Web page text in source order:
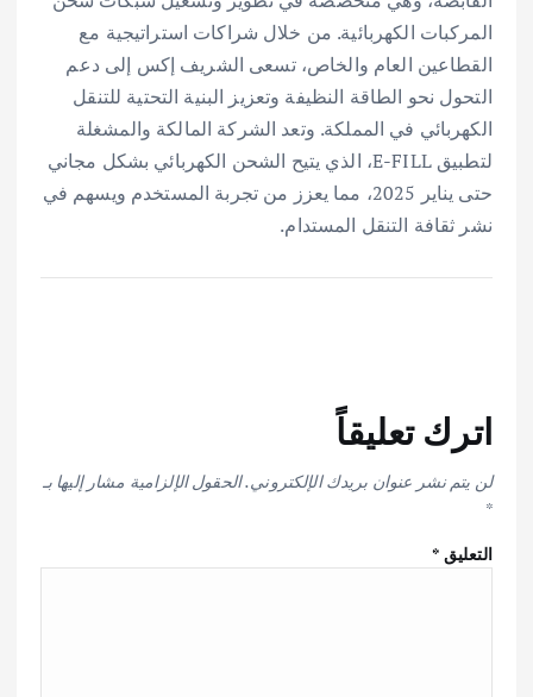
المركبات الكهربائية. من خلال شراكات استراتيجية مع
القطاعين العام والخاص، تسعى الشريف إكس إلى دعم
التحول نحو الطاقة النظيفة وتعزيز البنية التحتية للتنقل
الكهربائي في المملكة. وتعد الشركة المالكة والمشغلة
لتطبيق E-FILL، الذي يتيح الشحن الكهربائي بشكل مجاني
حتى يناير 2025، مما يعزز من تجربة المستخدم ويسهم في
نشر ثقافة التنقل المستدام.
اترك تعليقاً
لن يتم نشر عنوان بريدك الإلكتروني.الحقول الإلزامية مشار إليها بـ
*
التعليق*